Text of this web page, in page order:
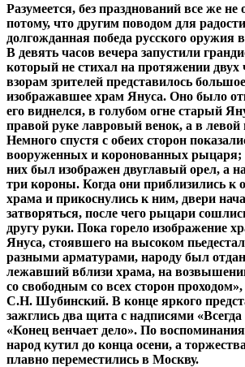
Разумеется, без празднований все же
потому, что другим поводом для
долгожданная победа русского оружия
В девять часов вечера запустили
который не стихал на протяжении двух
взорам зрителей представилось
изображавшее храм Януса. Оно было
его виднелся, в голубом огне старый
правой руке лавровый венок, а в
Немного спустя с обеих сторон
вооруженных и коронованных рыцаря;
них был изображен двуглавый орел, а
три короны. Когда они приблизились
храма и прикоснулись к ним, двери
затворяться, после чего рыцари
другу руки. Пока горело изображение
Януса, стоявшего на высоком
разными арматурами, народу был
лежавший вблизи храма, на
со свободным со всех сторон
С.Н. Шубинский. В конце яркого
зажглись два щита с надписями «Всегда
«Конец венчает дело». По
народ кутил до конца осени, а
плавно переместились в Москву.